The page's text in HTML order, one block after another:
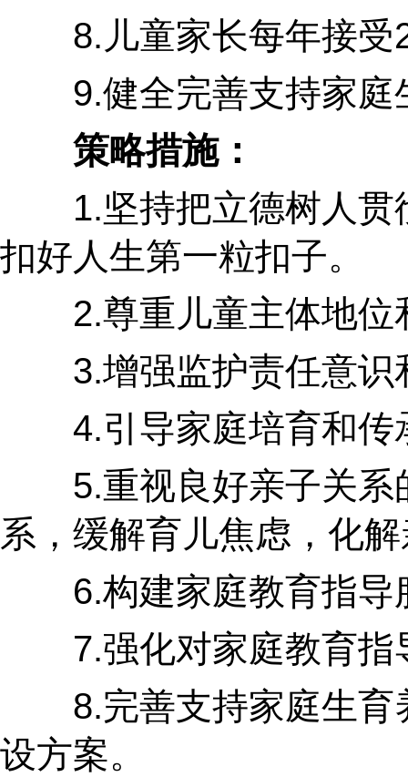
8.儿童家长每年接受2
9.健全完善支持家庭
策略措施：
1.坚持把立德树人贯彻
扣好人生第一粒扣子。
2.尊重儿童主体地位和
3.增强监护责任意识和
4.引导家庭培育和传承
5.重视良好亲子关系的
系，缓解育儿焦虑，化
6.构建家庭教育指导服
7.强化对家庭教育指导
8.完善支持家庭生育养
设方案。